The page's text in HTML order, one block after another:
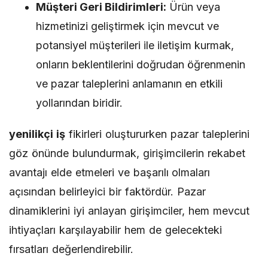
Müşteri Geri Bildirimleri: Ürün veya
hizmetinizi geliştirmek için mevcut ve
potansiyel müşterileri ile iletişim kurmak,
onların beklentilerini doğrudan öğrenmenin
ve pazar taleplerini anlamanın en etkili
yollarından biridir.
yenilikçi işfikirleri oluştururken pazar taleplerini
göz önünde bulundurmak, girişimcilerin rekabet
avantajı elde etmeleri ve başarılı olmaları
açısından belirleyici bir faktördür. Pazar
dinamiklerini iyi anlayan girişimciler, hem mevcut
ihtiyaçları karşılayabilir hem de gelecekteki
fırsatları değerlendirebilir.